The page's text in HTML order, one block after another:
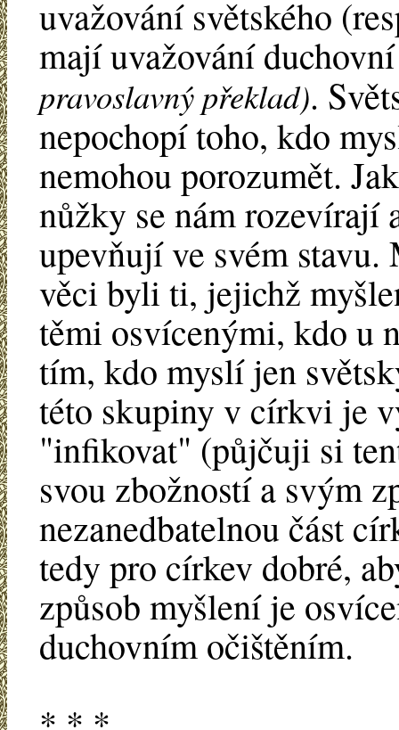
uvažování světského
mají uvažování
pravoslavný překlad).
nepochopí toho, kdo
nemohou porozumět.
nůžky se nám rozevírají
upevňují ve svém
věci byli ti, jejichž
těmi osvícenými, kdo u
tím, kdo myslí jen
této skupiny v církvi je
"infikovat" (půjčuji si
svou zbožností a svým
nezanedbatelnou část
tedy pro církev dobré,
způsob myšlení je
duchovním očištěním.